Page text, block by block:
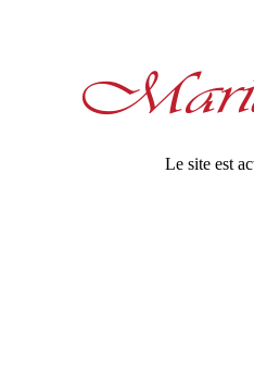
Le site est